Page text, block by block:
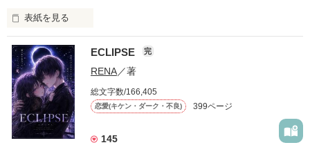
表紙を見る
「好きだったから、別れを選んだ。」
モテる人を好きになるのが怖かった。
だから私は、中学時代に大好きだった彼を自分から振った。
もう会うことはないと思っていたのに、
高校生になって再会した彼は、隣の学校で”王子様”と呼ばれる
ECLIPSE 完
RENA／著
総文字数/166,405
恋愛(キケン・ダーク・不良) 399ページ
145